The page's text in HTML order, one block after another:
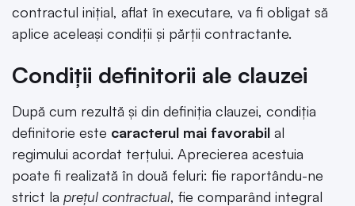
contractul inițial, aflat în executare, va fi obligat să
aplice aceleași condiții și părții contractante.
Condiții definitorii ale clauzei
După cum rezultă și din definiția clauzei, condiția
definitorie este caracterul mai favorabil al
regimului acordat terțului. Aprecierea acestuia
poate fi realizată în două feluri: fie raportându-ne
strict la prețul contractual, fie comparând integral